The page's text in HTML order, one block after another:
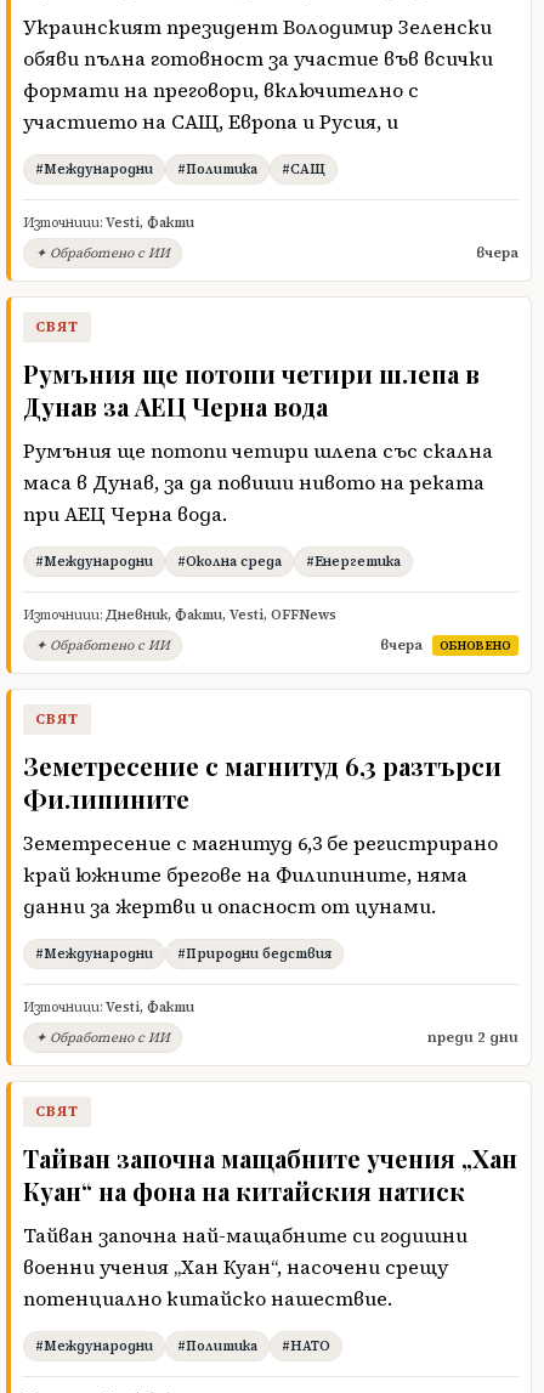
Украинският президент Володимир Зеленски
обяви пълна готовност за участие във всички
формати на преговори, включително с
участието на САЩ, Европа и Русия, и
#Международни #Политика #САЩ
Източници: Vesti, Факти
✦ Обработено с ИИ
вчера
СВЯТ
Румъния ще потопи четири шлепа в
Дунав за АЕЦ Черна вода
Румъния ще потопи четири шлепа със скална
маса в Дунав, за да повиши нивото на реката
при АЕЦ Черна вода.
#Международни #Околна среда #Енергетика
Източници: Дневник, Факти, Vesti, OFFNews
✦ Обработено с ИИ
вчера ОБНОВЕНО
СВЯТ
Земетресение с магнитуд 6,3 разтърси
Филипините
Земетресение с магнитуд 6,3 бе регистрирано
край южните брегове на Филипините, няма
данни за жертви и опасност от цунами.
#Международни #Природни бедствия
Източници: Vesti, Факти
✦ Обработено с ИИ
преди 2 дни
СВЯТ
Тайван започна мащабните учения „Хан
Куан“ на фона на китайския натиск
Тайван започна най-мащабните си годишни
военни учения „Хан Куан“, насочени срещу
потенциално китайско нашествие.
#Международни #Политика #НАТО